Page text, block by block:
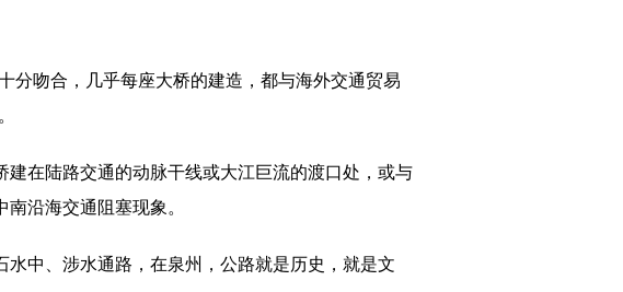
分吻合，几乎每座大桥的建造，都与海外交通贸易
在陆路交通的动脉干线或大江巨流的渡口处，或与
沿海交通阻塞现象。
中、涉水通路，在泉州，公路就是历史，就是文